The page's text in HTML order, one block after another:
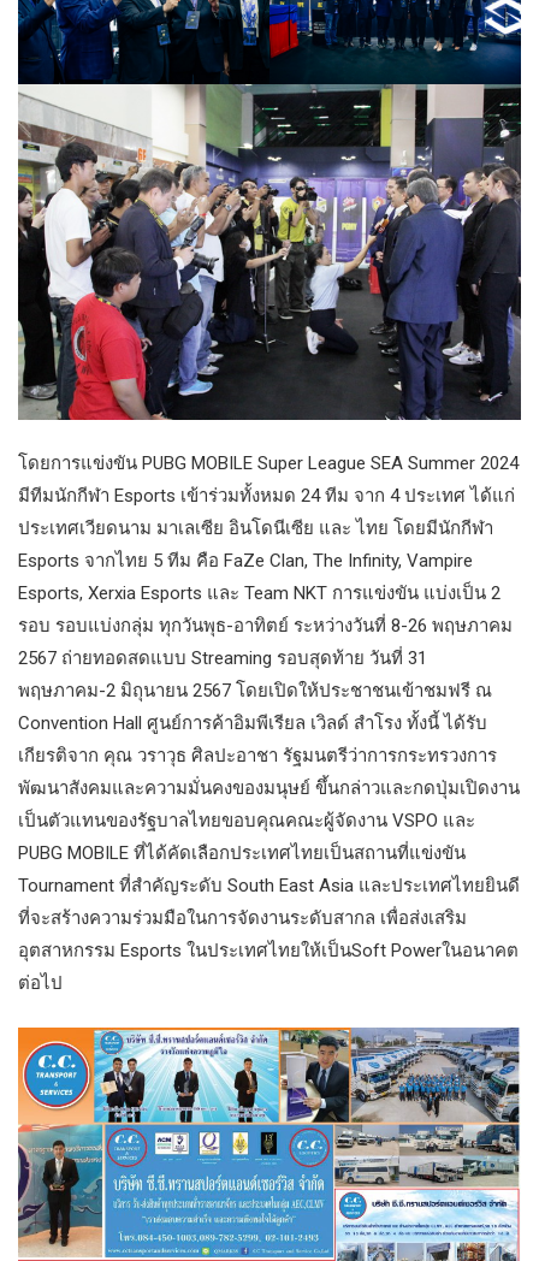
โดยการแข่งขัน PUBG MOBILE Super League SEA Summer 2024
มีทีมนักกีฬา Esports เข้าร่วมทั้งหมด 24 ทีม จาก 4 ประเทศ ได้แก่
ประเทศเวียดนาม มาเลเซีย อินโดนีเซีย และ ไทย โดยมีนักกีฬา
Esports จากไทย 5 ทีม คือ FaZe Clan, The Infinity, Vampire
Esports, Xerxia Esports และ Team NKT การแข่งขัน แบ่งเป็น 2
รอบ รอบแบ่งกลุ่ม ทุกวันพุธ-อาทิตย์ ระหว่างวันที่ 8-26 พฤษภาคม
2567 ถ่ายทอดสดแบบ Streaming รอบสุดท้าย วันที่ 31
พฤษภาคม-2 มิถุนายน 2567 โดยเปิดให้ประชาชนเข้าชมฟรี ณ
Convention Hall ศูนย์การค้าอิมพีเรียล เวิลด์ สำโรง ทั้งนี้ ได้รับ
เกียรติจาก คุณ วราวุธ ศิลปะอาชา รัฐมนตรีว่าการกระทรวงการ
พัฒนาสังคมและความมั่นคงของมนุษย์ ขึ้นกล่าวและกดปุ่มเปิดงาน
เป็นตัวแทนของรัฐบาลไทยขอบคุณคณะผู้จัดงาน VSPO และ
PUBG MOBILE ที่ได้คัดเลือกประเทศไทยเป็นสถานที่แข่งขัน
Tournament ที่สำคัญระดับ South East Asia และประเทศไทยยินดี
ที่จะสร้างความร่วมมือในการจัดงานระดับสากล เพื่อส่งเสริม
อุตสาหกรรม Esports ในประเทศไทยให้เป็นSoft Powerในอนาคต
ต่อไป